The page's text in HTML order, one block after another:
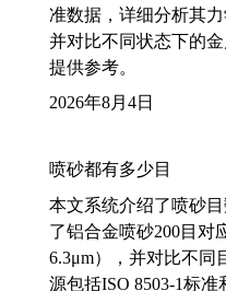
准数据，详细分析其
并对比不同状态下的
提供参考。
2026年8月4日
喷砂都有多少目
本文系统介绍了喷砂
了铝合金喷砂200目对
6.3μm），并对比不同
源包括ISO 8503-1标